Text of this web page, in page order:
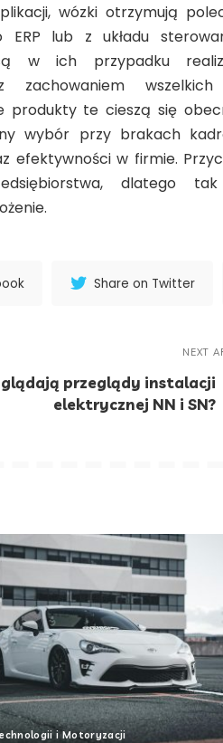
wózki otrzymują
ERP lub z układu
w ich przypadku
zachowaniem
produkty te cieszą się
wybór przy brakach
efektywności w firmie.
dlatego
Share on Twitter
NEXT
przeglądy instalacji
elektrycznej NN i SN?
i Motoryzacji